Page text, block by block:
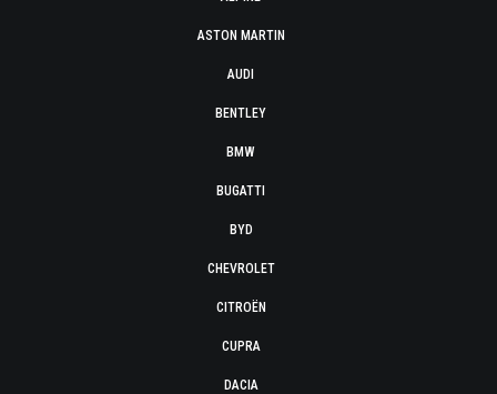
ASTON MARTIN
AUDI
BENTLEY
BMW
BUGATTI
BYD
CHEVROLET
CITROËN
CUPRA
DACIA